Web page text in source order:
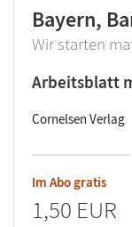
Bayern,
Wir starten
Arbeitsblatt
Cornelsen Verlag
Im Abo gratis
1,50 EUR